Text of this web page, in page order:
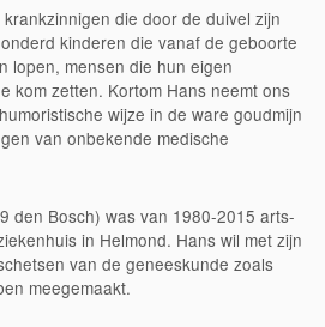
die door de duivel zijn
kinderen die vanaf de geboorte
lopen, mensen die hun eigen
kom zetten. Kortom Hans neemt ons
wijze in de ware goudmijn
van onbekende medische
den Bosch) was van 1980-2015 arts-
in Helmond. Hans wil met zijn
van de geneeskunde zoals
meegemaakt.